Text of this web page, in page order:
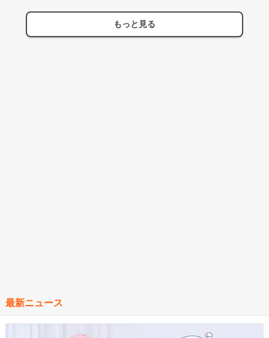
もっと見る
最新ニュース